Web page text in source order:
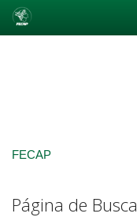
FECAP
Página de Busca